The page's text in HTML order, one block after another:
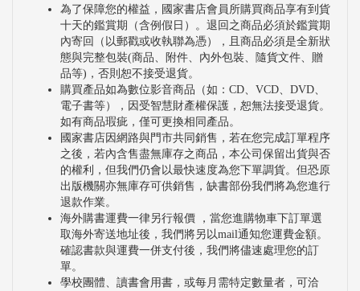
為了保障您的權益，國家書店會員所購買商品享有到貨
十天的鑑賞期（含例假日）。退回之商品必須於鑑賞期
內寄回（以郵戳或收執聯為憑），且商品必須是全新狀
態與完整包裝(商品、附件、內外包裝、隨貨文件、贈
品等)，否則恕不接受退貨。
購買產品如為數位影音商品（如：CD、VCD、DVD、
電子書等），因受智慧財產權保護，恕無法接受退貨。
如有商品瑕疵，僅可更換相同產品。
國家書店因網路與門市共同銷售，若在您完成訂單程序
之後，若內含售盡無庫存之商品，本公司保留出貨與否
的權利，但我們仍會以最快速度為您下單調貨。但恐原
出版機關亦無庫存可供銷售，缺書部份我們將為您進行
退款作業。
海外購書運費一律另行報價 ，當您進購物車下訂單選
取海外寄送地址後，我們將另以mail通知您運費金額。
確認書款與運費一併支付後，我們將儘速處理您的訂
單。
學校團體、讀書會用書，或每月需特定數量者，可洽